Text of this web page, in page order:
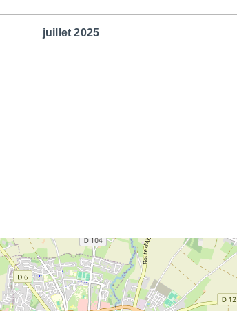
juillet 2025